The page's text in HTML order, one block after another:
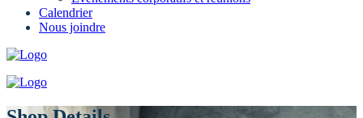
Calendrier
Nous joindre